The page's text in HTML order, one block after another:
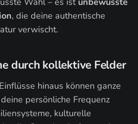
, die deine authentische
verwischt.
durch kollektive Felder
hinaus können ganze
deine persönliche Frequenz
kulturelle